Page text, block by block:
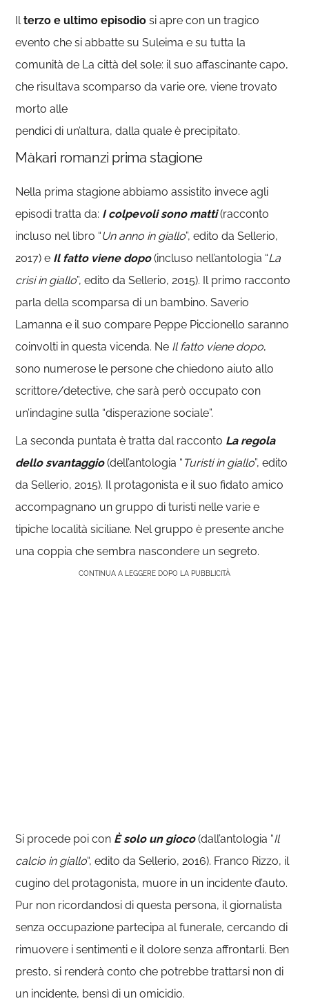
Ilterzo e ultimo episodiosi apre con un tragico
evento che si abbatte su Suleima e su tutta la
comunità de La città del sole: il suo affascinante capo,
che risultava scomparso da varie ore, viene trovato
morto alle
pendici di un’altura, dalla quale è precipitato.
Màkari romanzi prima stagione
Nella prima stagione abbiamo assistito invece agli
episodi tratta da: I colpevoli sono matti(racconto
incluso nel libro “Un anno in giallo”, edito da Sellerio,
2017) e Il fatto viene dopo(incluso nell’antologia “La
crisi in giallo”, edito da Sellerio, 2015). Il primo racconto
parla della scomparsa di un bambino. Saverio
Lamanna e il suo compare Peppe Piccionello saranno
coinvolti in questa vicenda. Ne Il fatto viene dopo,
sono numerose le persone che chiedono aiuto allo
scrittore/detective, che sarà però occupato con
un’indagine sulla “disperazione sociale”.
La seconda puntata è tratta dal racconto La regola
dello svantaggio(dell’antologia “ Turisti in giallo”, edito
da Sellerio, 2015). Il protagonista e il suo fidato amico
accompagnano un gruppo di turisti nelle varie e
tipiche località siciliane. Nel gruppo è presente anche
una coppia che sembra nascondere un segreto.
CONTINUA A LEGGERE DOPO LA PUBBLICITÀ
Si procede poi con È solo un gioco(dall’antologia “Il
calcio in giallo“, edito da Sellerio, 2016). Franco Rizzo, il
cugino del protagonista, muore in un incidente d’auto.
Pur non ricordandosi di questa persona, il giornalista
senza occupazione partecipa al funerale, cercando di
rimuovere i sentimenti e il dolore senza affrontarli. Ben
presto, si renderà conto che potrebbe trattarsi non di
un incidente, bensì di un omicidio.